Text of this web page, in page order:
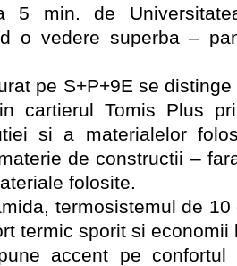
5 min. de
o vedere superba –
pe S+P+9E se
cartierul Tomis Plus
si a materialelor
de constructii –
folosite.
termosistemul de
termic sporit si
accent pe confortul